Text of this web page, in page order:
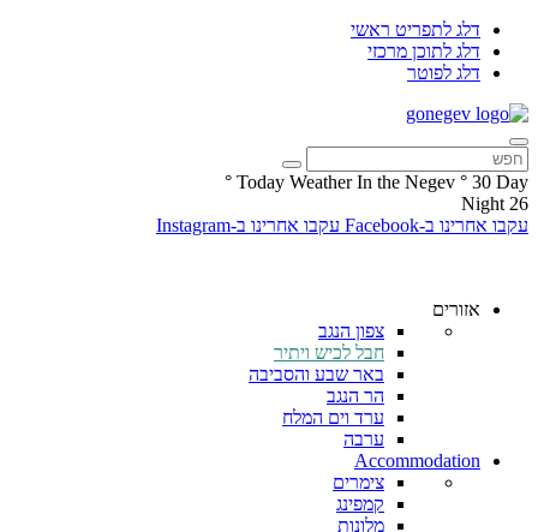
דלג לתפריט ראשי
דלג לתוכן מרכזי
דלג לפוטר
Today Weather In the Negev ° 30 Day
°
26
Night
עקבו אחרינו ב-Facebook
עקבו אחרינו ב-Instagram
אזורים
צפון הנגב
חבל לכיש ויתיר
באר שבע והסביבה
הר הנגב
ערד וים המלח
ערבה
Accommodation
צימרים
קמפינג
מלונות